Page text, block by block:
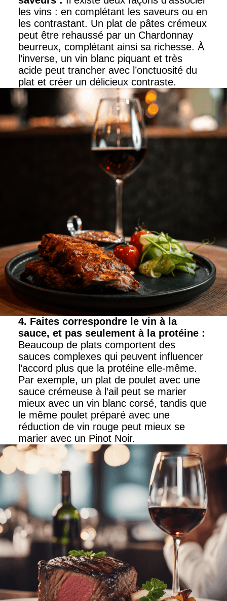
les vins : en complétant les saveurs ou en
les contrastant. Un plat de pâtes crémeux
peut être rehaussé par un Chardonnay
beurreux, complétant ainsi sa richesse. À
l’inverse, un vin blanc piquant et très
acide peut trancher avec l’onctuosité du
plat et créer un délicieux contraste.
4. Faites correspondre le vin à la
sauce, et pas seulement à la protéine :
Beaucoup de plats comportent des
sauces complexes qui peuvent influencer
l’accord plus que la protéine elle-même.
Par exemple, un plat de poulet avec une
sauce crémeuse à l’ail peut se marier
mieux avec un vin blanc corsé, tandis que
le même poulet préparé avec une
réduction de vin rouge peut mieux se
marier avec un Pinot Noir.